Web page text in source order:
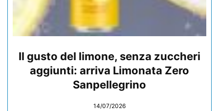
Il gusto del limone, senza zuccheri
aggiunti: arriva Limonata Zero
Sanpellegrino
14/07/2026